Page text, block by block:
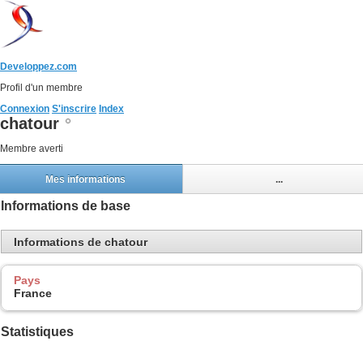
Developpez.com
Profil d'un membre
Connexion S'inscrire Index
chatour
Membre averti
Mes informations ...
Informations de base
Informations de chatour
Pays
France
Statistiques